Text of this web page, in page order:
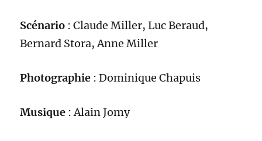
Scénario :Claude Miller, Luc Beraud,
Bernard Stora, Anne Miller
Photographie :Dominique Chapuis
Musique : Alain Jomy